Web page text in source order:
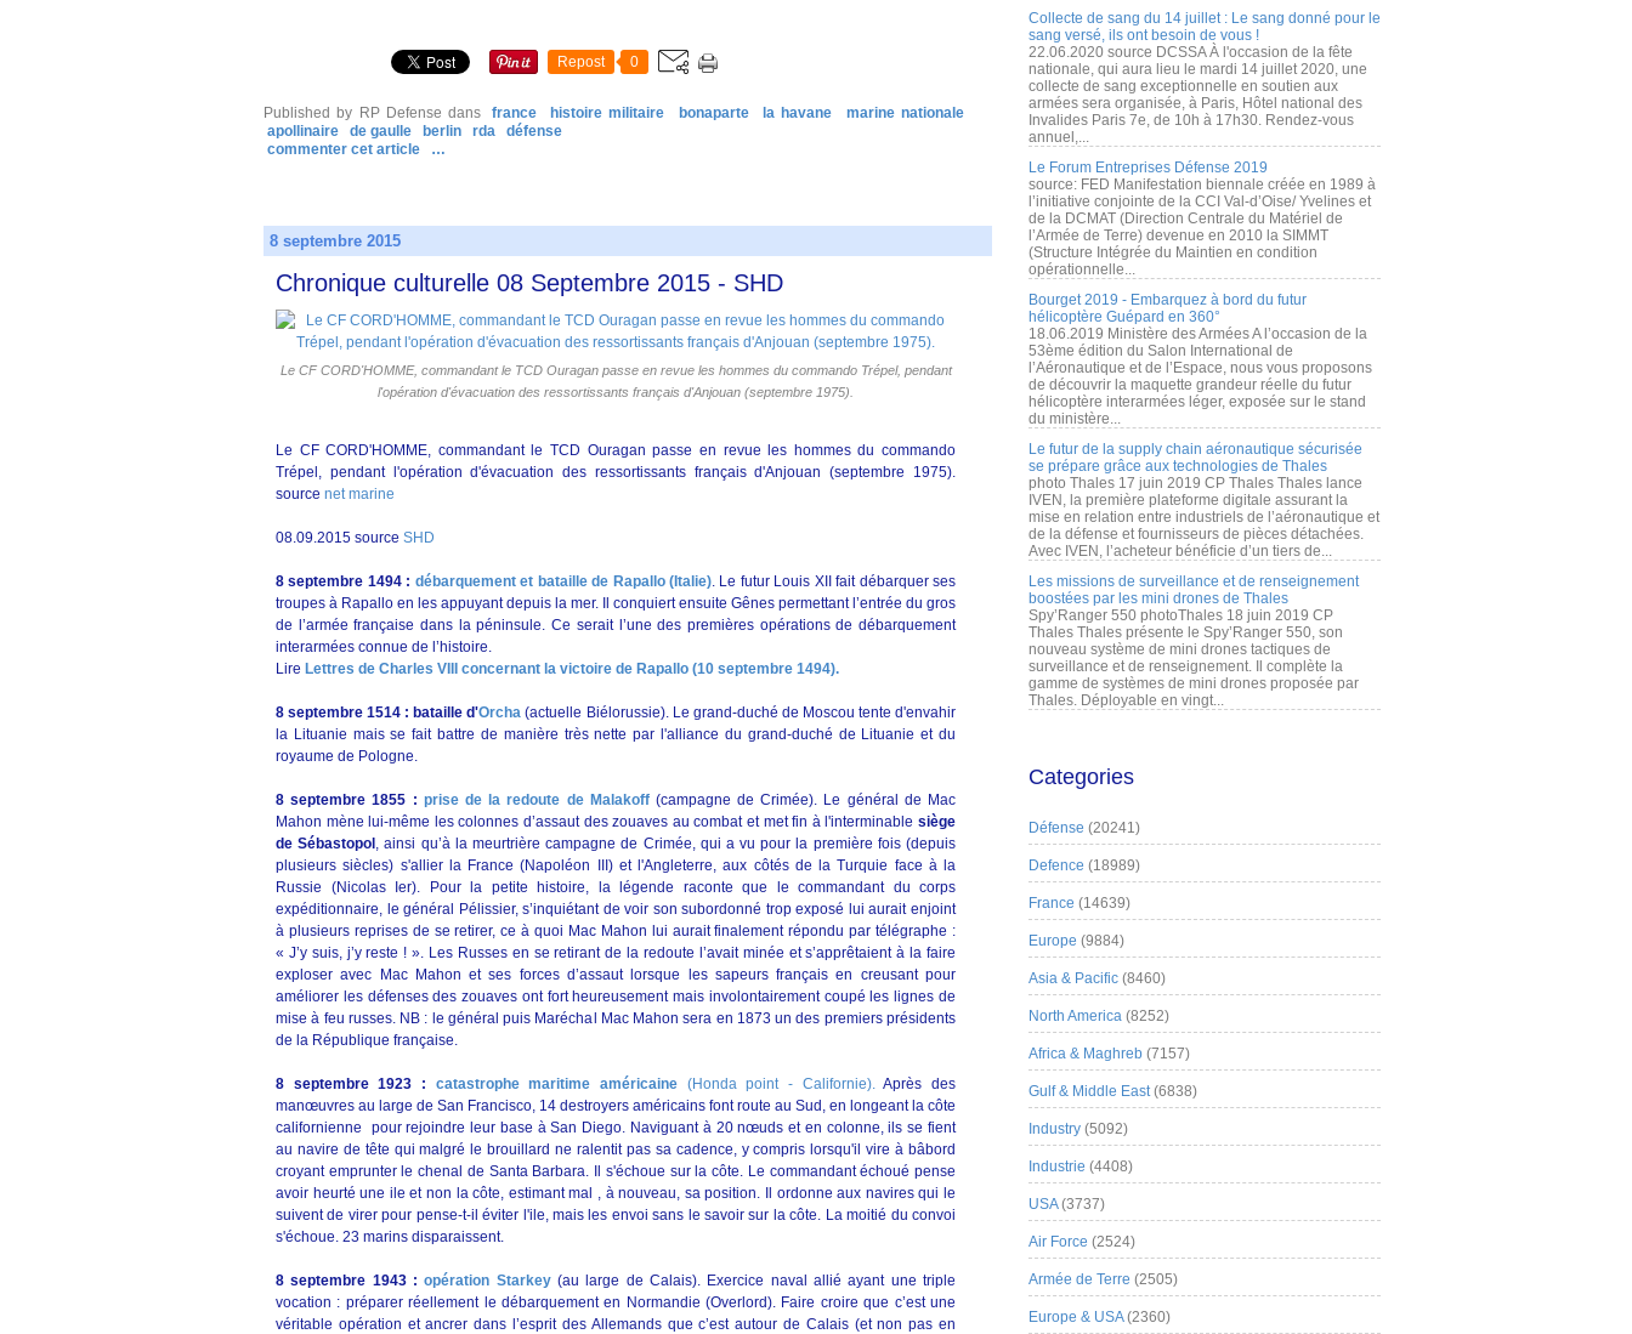
Repost 0
Published by RP Defense dans france histoire militaire bonaparte la havane
marine nationale
apollinaire
de gaulle berlin rda
défense
commenter cet article
…
8 septembre 2015
Chronique culturelle 08 Septembre 2015 - SHD
Le CF CORD'HOMME, commandant le TCD Ouragan passe en revue les hommes du commando Trépel, pendant
l'opération d'évacuation des ressortissants français d'Anjouan (septembre 1975).
Le CF CORD'HOMME, commandant le TCD Ouragan passe en revue les hommes du commando
Trépel, pendant l'opération d'évacuation des ressortissants français d'Anjouan (septembre 1975).
source net marine
08.09.2015 source SHD
8 septembre 1494 : débarquement et bataille de Rapallo (Italie). Le futur Louis XII fait débarquer ses
troupes à Rapallo en les appuyant depuis la mer. Il conquiert ensuite Gênes permettant l’entrée du gros
de l’armée française dans la péninsule. Ce serait l’une des premières opérations de débarquement
interarmées connue de l’histoire.
Lire Lettres de Charles VIII concernant la victoire de Rapallo (10 septembre 1494).
8 septembre 1514 : bataille d'Orcha (actuelle Biélorussie). Le grand-duché de Moscou tente d'envahir
la Lituanie mais se fait battre de manière très nette par l'alliance du grand-duché de Lituanie et du
royaume de Pologne.
8 septembre 1855 : prise de la redoute de Malakoff (campagne de Crimée). Le général de Mac
Mahon mène lui-même les colonnes d’assaut des zouaves au combat et met fin à l'interminable siège
de Sébastopol , ainsi qu’à la meurtrière campagne de Crimée, qui a vu pour la première fois (depuis
plusieurs siècles) s'allier la France (Napoléon III) et l'Angleterre, aux côtés de la Turquie face à la
Russie (Nicolas Ier). Pour la petite histoire, la légende raconte que le commandant du corps
expéditionnaire, le général Pélissier, s’inquiétant de voir son subordonné trop exposé lui aurait enjoint
à plusieurs reprises de se retirer, ce à quoi Mac Mahon lui aurait finalement répondu par télégraphe :
« J’y suis, j’y reste ! ». Les Russes en se retirant de la redoute l’avait minée et s’apprêtaient à la faire
exploser avec Mac Mahon et ses forces d’assaut lorsque les sapeurs français en creusant pour
améliorer les défenses des zouaves ont fort heureusement mais involontairement coupé les lignes de
mise à feu russes. NB : le général puis Maréchal Mac Mahon sera en 1873 un des premiers présidents
de la République française.
8 septembre 1923 : catastrophe maritime américaine (Honda point - Californie).Après des
manœuvres au large de San Francisco, 14 destroyers américains font route au Sud, en longeant la côte
californienne pour rejoindre leur base à San Diego. Naviguant à 20 nœuds et en colonne, ils se fient
au navire de tête qui malgré le brouillard ne ralentit pas sa cadence, y compris lorsqu'il vire à bâbord
croyant emprunter le chenal de Santa Barbara. Il s'échoue sur la côte. Le commandant échoué pense
avoir heurté une ile et non la côte, estimant mal , à nouveau, sa position. Il ordonne aux navires qui le
suivent de virer pour pense-t-il éviter l'ile, mais les envoi sans le savoir sur la côte. La moitié du convoi
s'échoue. 23 marins disparaissent.
8 septembre 1943 :opération Starkey(au large de Calais). Exercice naval allié ayant une triple
vocation : préparer réellement le débarquement en Normandie (Overlord). Faire croire que c’est une
véritable opération et ancrer dans l’esprit des Allemands que c’est autour de Calais (et non pas en
Collecte de sang du 14 juillet : Le sang donné pour le
sang versé, ils ont besoin de vous !
22.06.2020 source DCSSA À l'occasion de la fête
nationale, qui aura lieu le mardi 14 juillet 2020, une
collecte de sang exceptionnelle en soutien aux
armées sera organisée, à Paris, Hôtel national des
Invalides Paris 7e, de 10h à 17h30. Rendez-vous
annuel,...
Le Forum Entreprises Défense 2019
source: FED Manifestation biennale créée en 1989 à
l’initiative conjointe de la CCI Val-d’Oise/ Yvelines et
de la DCMAT (Direction Centrale du Matériel de
l’Armée de Terre) devenue en 2010 la SIMMT
(Structure Intégrée du Maintien en condition
opérationnelle...
Bourget 2019 - Embarquez à bord du futur
hélicoptère Guépard en 360°
18.06.2019 Ministère des Armées A l’occasion de la
53ème édition du Salon International de
l’Aéronautique et de l’Espace, nous vous proposons
de découvrir la maquette grandeur réelle du futur
hélicoptère interarmées léger, exposée sur le stand
du ministère...
Le futur de la supply chain aéronautique sécurisée
se prépare grâce aux technologies de Thales
photo Thales 17 juin 2019 CP Thales Thales lance
IVEN, la première plateforme digitale assurant la
mise en relation entre industriels de l’aéronautique et
de la défense et fournisseurs de pièces détachées.
Avec IVEN, l’acheteur bénéficie d’un tiers de...
Les missions de surveillance et de renseignement
boostées par les mini drones de Thales
Spy’Ranger 550 photoThales 18 juin 2019 CP
Thales Thales présente le Spy’Ranger 550, son
nouveau système de mini drones tactiques de
surveillance et de renseignement. Il complète la
gamme de systèmes de mini drones proposée par
Thales. Déployable en vingt...
Categories
Défense (20241)
Defence (18989)
France (14639)
Europe (9884)
Asia & Pacific (8460)
North America (8252)
Africa & Maghreb (7157)
Gulf & Middle East(6838)
Industry (5092)
Industrie (4408)
USA(3737)
Air Force (2524)
Armée de Terre (2505)
Europe & USA(2360)